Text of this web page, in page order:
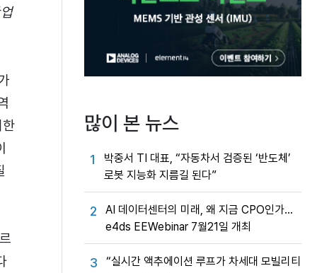
많이 본 뉴스
1
박중서 TI 대표, “자동차서 검증된 ‘반도체’
로봇 지능화 지름길 된다”
2
AI 데이터센터의 미래, 왜 지금 CPO인가…
e4ds EEWebinar 7월21일 개최
3
“실시간 액추에이션 루프가 차세대 모빌리티